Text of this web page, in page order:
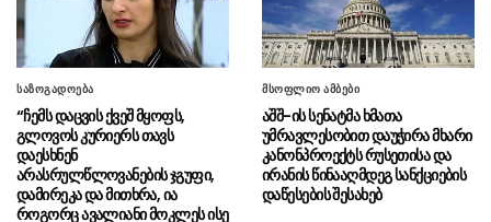
07.08 - 18:57გიორგი სიხარულიძე:
მნიშვნელოვანია, ამ ქვეყანაში სიტყვის
თავისუფლება არასოდეს დაიკარგოს
07.08 - 18:22ცოტნე ანანიძე და დავით
ფაცაცია ათენის მერს, ჰარის დუკასს შეხვდნენ
07.08 - 18:08„ჯორჯიან უოთერ ენდ ფაუერი“
განცხადებას ავრცელებს
საზოგადოება
“ჩემს დაცვის ქვეშ მყოფს,
გლოვოს კურიერს თავს
დაესხნენ
არასრულწლოვანების ჯგუფი,
დამირეკა და მითხრა, ია
როგორც ავალიანი მოკლეს ისე
მსოფლიო ამბები
აშშ-ის სენატმა ხმათა
უმრავლესობით დაუჭირა მხარი
კანონპროექტს რუსეთისა და
ირანის წინააღმდეგ სანქციების
დაწესების შესახებ